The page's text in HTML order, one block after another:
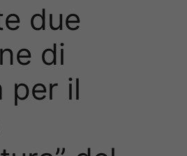
due
di
per il